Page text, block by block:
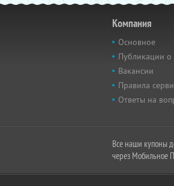
Компания
Основное
Публикации о
Вакансии
Правила
Ответы на
Все наши купоны
через Мобильное